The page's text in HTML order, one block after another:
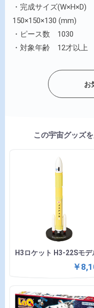
・完成サイズ(W×H×D)
150×150×130 (mm)
・ピース数 1030
・対象年齢 12才以上
お
この宇宙グッズ
H3ロケット H3-22Sモデ
￥